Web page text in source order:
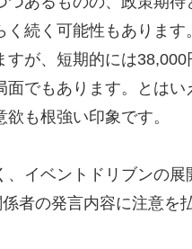
続く可能性もあります
すが、短期的には
面でもあります。とは
も根強い印象です。
イベントドリブンの
者の発言内容に注意を